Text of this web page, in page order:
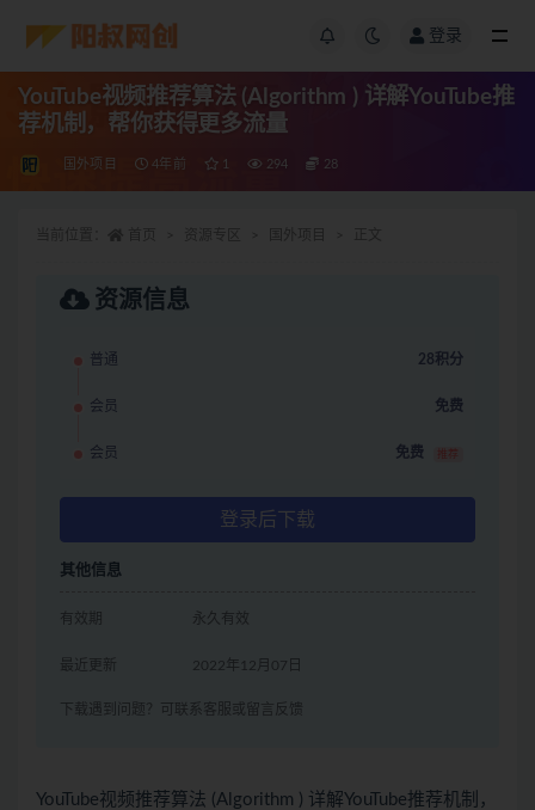
登录
YouTube视频推荐算法 (Algorithm ) 详解YouTube推
荐机制，帮你获得更多流量
国外项目 4年前 1 294 28
资源信息
普通 28积分
会员 免费
会员 免费 推荐
登录后下载
其他信息
有效期 永久有效
最近更新 2022年12月07日
下载遇到问题？可联系客服或留言反馈
YouTube视频推荐算法 (Algorithm ) 详解YouTube推荐机制，